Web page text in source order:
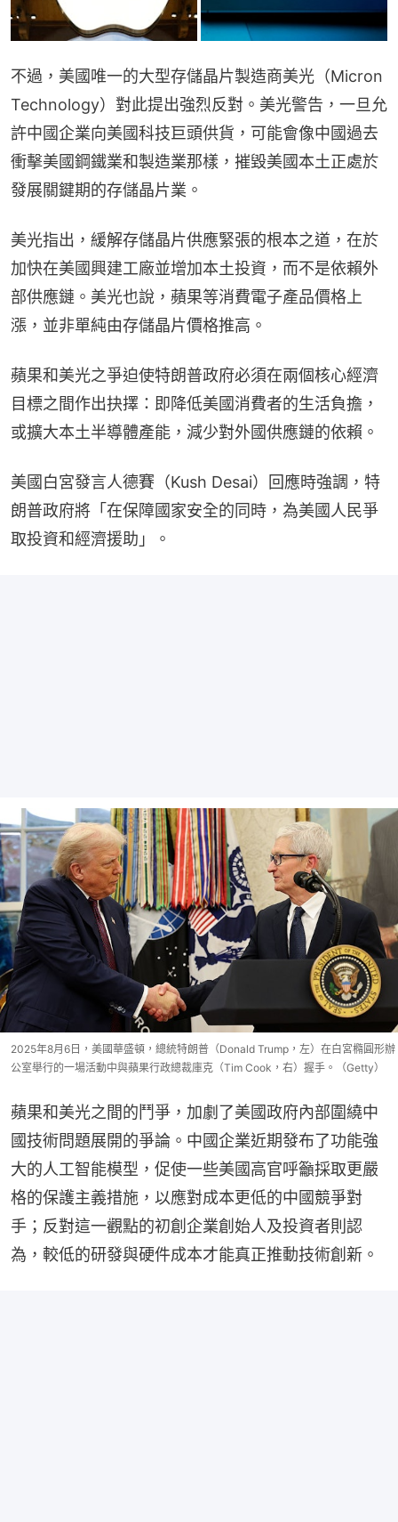
不過，美國唯一的大型存儲晶片製造商美光（Micron
Technology）對此提出強烈反對。美光警告，一旦允
許中國企業向美國科技巨頭供貨，可能會像中國過去
衝擊美國鋼鐵業和製造業那樣，摧毀美國本土正處於
發展關鍵期的存儲晶片業。
美光指出，緩解存儲晶片供應緊張的根本之道，在於
加快在美國興建工廠並增加本土投資，而不是依賴外
部供應鏈。美光也說，蘋果等消費電子產品價格上
漲，並非單純由存儲晶片價格推高。
蘋果和美光之爭迫使特朗普政府必須在兩個核心經濟
目標之間作出抉擇：即降低美國消費者的生活負擔，
或擴大本土半導體產能，減少對外國供應鏈的依賴。
美國白宮發言人德賽（Kush Desai）回應時強調，特
朗普政府將「在保障國家安全的同時，為美國人民爭
取投資和經濟援助」。
2025年8月6日，美國華盛頓，總統特朗普（Donald Trump，左）在白宮橢圓形辦
公室舉行的一場活動中與蘋果行政總裁庫克（Tim Cook，右）握手。（Getty）
蘋果和美光之間的鬥爭，加劇了美國政府內部圍繞中
國技術問題展開的爭論。中國企業近期發布了功能強
大的人工智能模型，促使一些美國高官呼籲採取更嚴
格的保護主義措施，以應對成本更低的中國競爭對
手；反對這一觀點的初創企業創始人及投資者則認
為，較低的研發與硬件成本才能真正推動技術創新。